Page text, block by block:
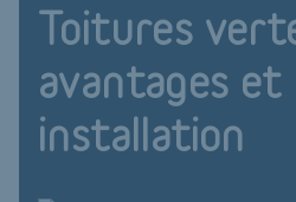
Toitures
avantages et
installation